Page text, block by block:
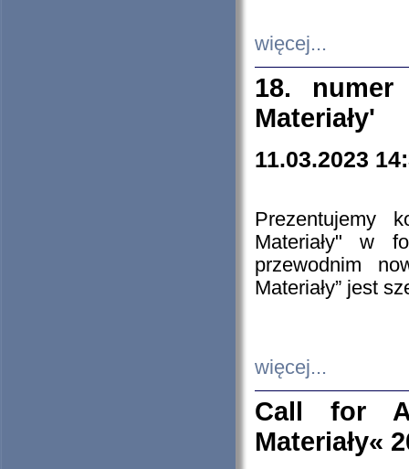
więcej...
18. numer
Materiały'
11.03.2023
Prezentujemy
Materiały" w
przewodnim
Materiały” jest
więcej...
Call for
Materiały«